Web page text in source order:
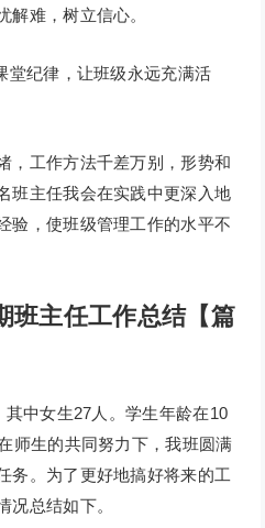
解难，树立信心。
堂纪律，让班级永远充满活
，工作方法千差万别，形势和
班主任我会在实践中更深入地
验，使班级管理工作的水平不
班主任工作总结【篇
中女生27人。学生年龄在10
师生的共同努力下，我班圆满
务。为了更好地搞好将来的工
况总结如下。